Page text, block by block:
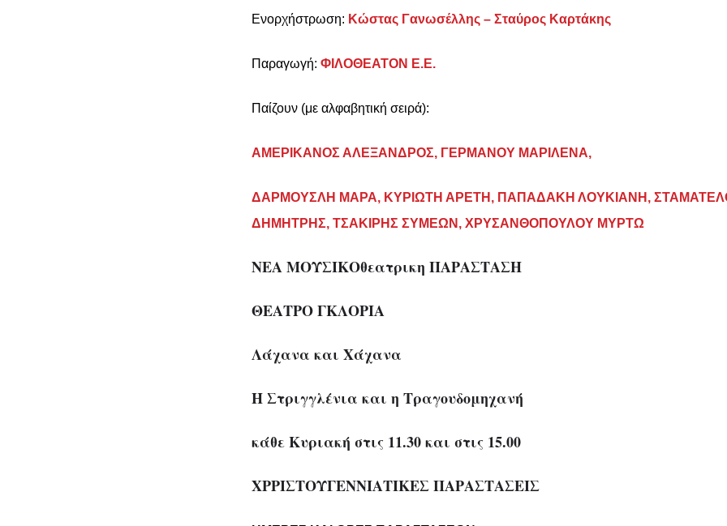
Ενορχήστρωση: Kώστας Γανωσέλλης – Σταύρος Καρτάκης
Παραγωγή: ΦΙΛΟΘΕΑΤΟΝ Ε.Ε.
Παίζουν (με αλφαβητική σειρά):
ΑΜΕΡΙΚΑΝΟΣ ΑΛΕΞΑΝΔΡΟΣ, ΓΕΡΜΑΝΟΥ ΜΑΡΙΛΕΝΑ,
ΔΑΡΜΟΥΣΛΗ ΜΑΡΑ, ΚΥΡΙΩΤΗ ΑΡΕΤΗ, ΠΑΠΑΔΑΚΗ ΛΟΥΚΙΑΝΗ,
ΔΗΜΗΤΡΗΣ, ΤΣΑΚΙΡΗΣ ΣΥΜΕΩΝ, ΧΡΥΣΑΝΘΟΠΟΥΛΟΥ ΜΥΡΤΩ
ΝΕΑ ΜΟΥΣΙΚΟθεατρικη ΠΑΡΑΣΤΑΣΗ
ΘΕΑΤΡΟ ΓΚΛΟΡΙΑ
Λάχανα και Χάχανα
Η Στριγγλένια και η Τραγουδομηχανή
κάθε Κυριακή στις 11.30 και στις 15.00
ΧΡΡΙΣΤΟΥΓΕΝΝΙΑΤΙΚΕΣ ΠΑΡΑΣΤΑΣΕΙΣ